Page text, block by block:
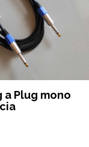
a Plug mono